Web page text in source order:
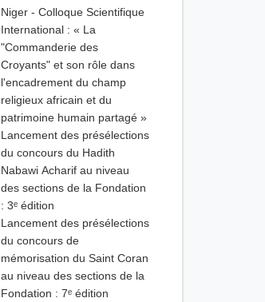
Niger - Colloque Scientifique
International : « La
"Commanderie des
Croyants" et son rôle dans
l'encadrement du champ
religieux africain et du
patrimoine humain partagé »
Lancement des présélections
du concours du Hadith
Nabawi Acharif au niveau
des sections de la Fondation
: 3ᵉ édition
Lancement des présélections
du concours de
mémorisation du Saint Coran
au niveau des sections de la
Fondation : 7ᵉ édition